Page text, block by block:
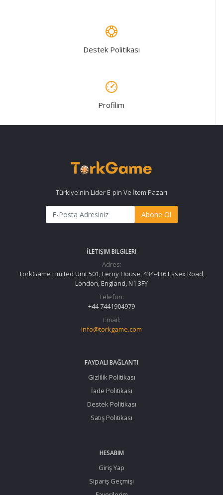
Destek Politikası
Profilim
Türkiye'nin Lider E-pin Ve İtem Pazarı
Abone Ol
İLETIŞIM BILGILERI
Adres:
TorkGame Limited Unit 501, Leroy House, 434-436 Essex Road,
London, England, N1 3FY
Telefon:
+44 7441904979
Email:
info@torkgame.com
FAYDALI BAĞLANTI
Gizlilik Politikası
İade Politikası
Destek Politikası
Satış Politikası
HESABIM
Giriş Yap
Sipariş Geçmişi